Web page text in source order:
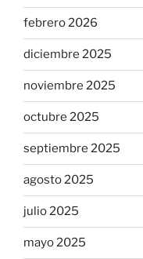
febrero 2026
diciembre 2025
noviembre 2025
octubre 2025
septiembre 2025
agosto 2025
julio 2025
mayo 2025